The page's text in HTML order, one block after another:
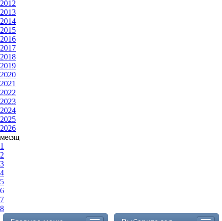
2012
2013
2014
2015
2016
2017
2018
2019
2020
2021
2022
2023
2024
2025
2026
месяц
1
2
3
4
5
6
7
8